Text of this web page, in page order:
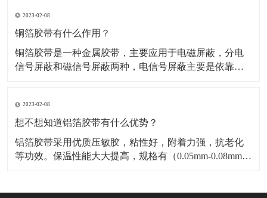
电布可分为：镀镍导电布，镀金导电布，镀炭导电布，
铝箔纤维复合布这几种，这几种导电布从外观上有平纹
和网格区
2023-02-08
铜箔胶带有什么作用？
铜箔胶带是一种金属胶带，主要应用于电磁屏蔽，分电
信号屏蔽和磁信号屏蔽两种，电信号屏蔽主要是依靠铜
机，笔记电脑和其他数码产品之中。​铜箔胶带具有低表
面氧气特性，可以附着与各种不同基材，如金属，绝缘
材料等
2023-02-08
想不想知道铝箔胶带有什么优势？
铝箔胶带采用优质压敏胶，粘性好，附着力强，抗老化
等功效。保温性能大大提高，规格有（0.05mm-0.08mm）